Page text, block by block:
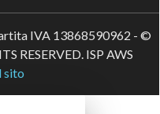
IVA 13868590962 - ©
RESERVED. ISP AWS
sito